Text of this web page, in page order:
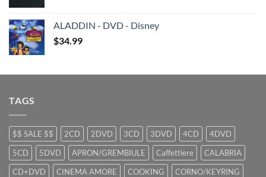
$29.99.$9.99.
ALADDIN - DVD - Disney
$34.99
TAGS
$$ SALE $$ 2CD 2DVD 3CD 3DVD 4CD
4DVD
5CD
5DVD APRON/GREMBIULE Caffettiere
CALABRIA
CD+DVD
CINEMA AMORE COOKING
CORNO/KEYRING